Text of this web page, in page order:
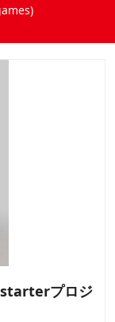
プロジ